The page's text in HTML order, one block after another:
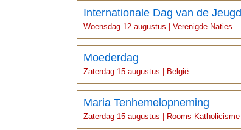
Internationale Dag van de Jeugd
Woensdag 12 augustus | Verenigde Naties
Moederdag
Zaterdag 15 augustus | België
Maria Tenhemelopneming
Zaterdag 15 augustus | Rooms-Katholicisme